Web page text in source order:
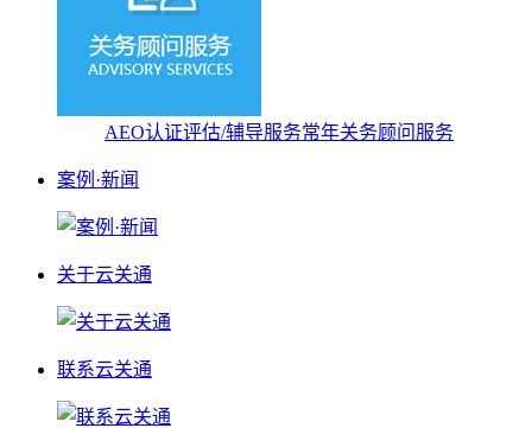
AEO认证评估/辅导服务常年关务顾问服务
案例·新闻
关于云关通
联系云关通